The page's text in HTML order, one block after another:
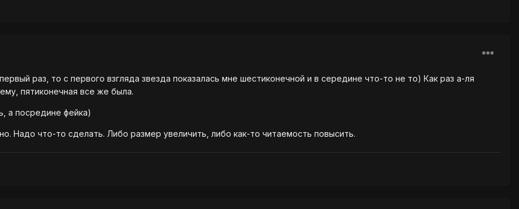
раз, то с первого взгляда звезда показалась мне шестиконечной и в середине что-то не то) Как раз а-ля
пятиконечная все же была.
а посредине фейка)
Надо что-то сделать. Либо размер увеличить, либо как-то читаемость повысить.